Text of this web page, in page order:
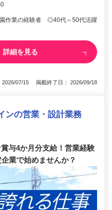
作業の経験者 ◎40代～50代活躍
詳細を見る
2026/07/15 掲載終了日： 2026/09/18
ンの営業・設計業務
与4か月分支給！営業経験
業で始めませんか？